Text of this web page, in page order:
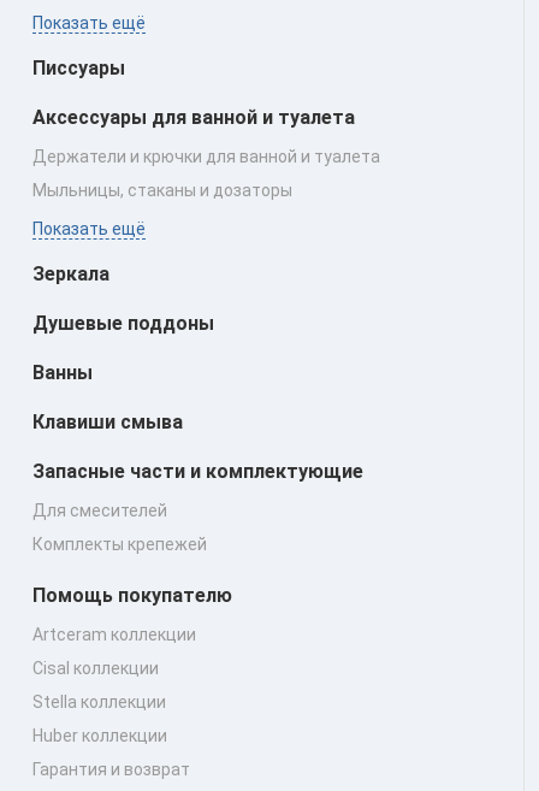
Показать ещё
Писсуары
Аксессуары для ванной и туалета
Держатели и крючки для ванной и туалета
Мыльницы, стаканы и дозаторы
Показать ещё
Зеркала
Душевые поддоны
Ванны
Клавиши смыва
Запасные части и комплектующие
Для смесителей
Комплекты крепежей
Помощь покупателю
Artceram коллекции
Cisal коллекции
Stella коллекции
Huber коллекции
Гарантия и возврат